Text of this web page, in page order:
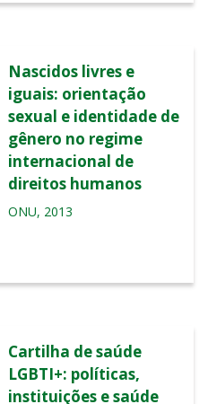
Nascidos livres e
iguais: orientação
sexual e identidade de
gênero no regime
internacional de
direitos humanos
ONU, 2013
Cartilha de saúde
LGBTI+: políticas,
instituições e saúde